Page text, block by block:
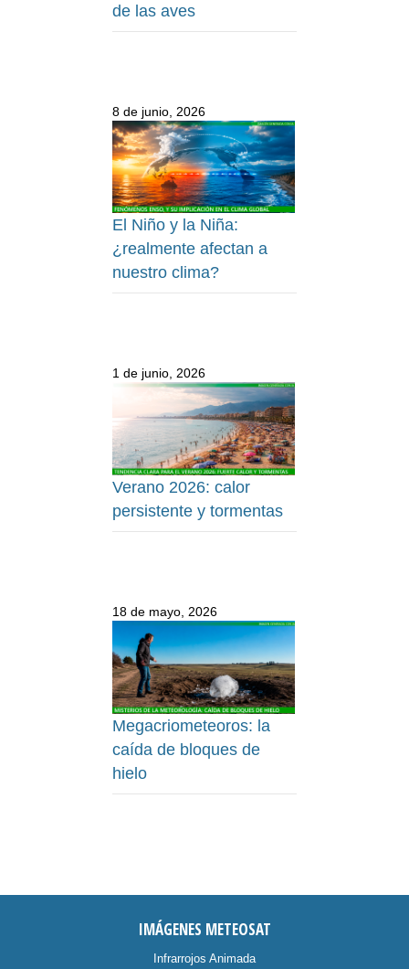
de las aves
8 de junio, 2026
El Niño y la Niña:
¿realmente afectan a
nuestro clima?
1 de junio, 2026
Verano 2026: calor
persistente y tormentas
18 de mayo, 2026
Megacriometeoros: la
caída de bloques de
hielo
IMÁGENES METEOSAT
Infrarrojos Animada